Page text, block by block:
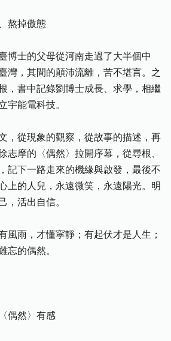
熬掉傲態
博士的父母從河南走過了大半個中
灣，其間的顛沛流離，苦不堪言。之
，書中記錄劉博士成長、求學，相繼
宇能電科技。
，從現象的觀察，從故事的描述，再
志摩的〈偶然〉拉開序幕，從尋根、
記下一路走來的機緣與啟發，最後不
上的人兒，永遠微笑，永遠陽光。明
，活出自信。
風雨，才懂寜靜；有起伏才是人生；
忘的偶然。
偶然〉有感